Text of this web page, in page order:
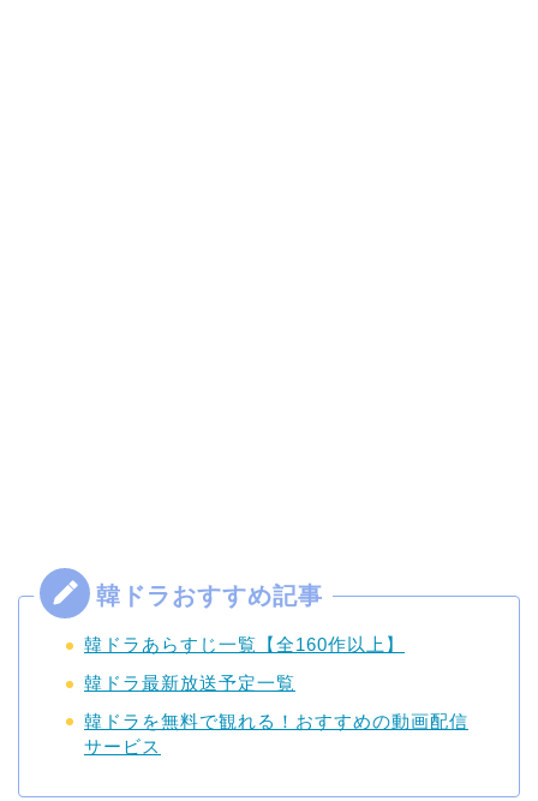
韓ドラあらすじ一覧【全160作以上】
韓ドラ最新放送予定一覧
韓ドラを無料で観れる！おすすめの動画配信
サービス